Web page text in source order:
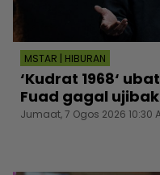
MSTAR | HIBURAN
‘Kudrat 1968‘
Fuad gagal
Jumaat, 7 Ogos 2026 10:30